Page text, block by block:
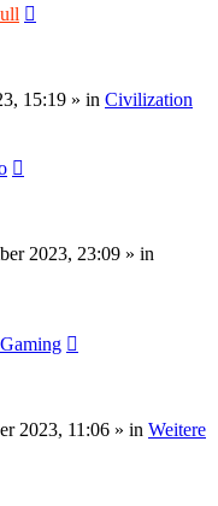
15:19 » in Civilization
2023, 23:09 » in
2023, 11:06 » in Weitere